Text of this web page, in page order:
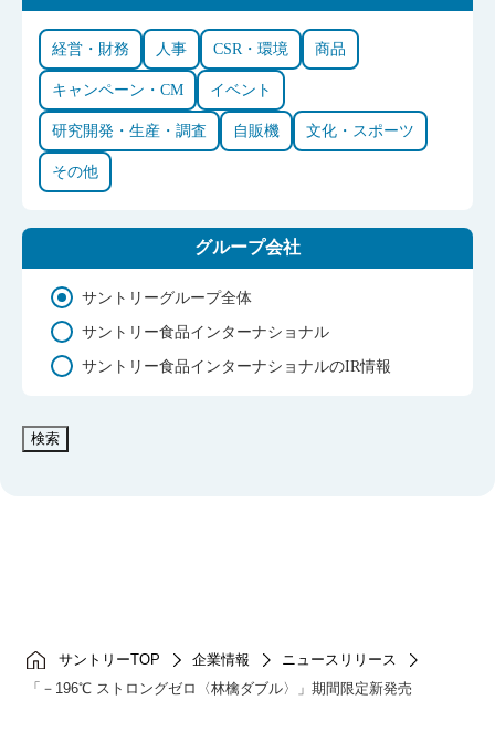
サントリーTOP 企業情報
ニュースリリース
「－196℃ ストロングゼロ〈林檎ダブル〉」期間限定新発売
経営・財務 人事 CSR・環境 商品
キャンペーン・CM イベント
研究開発・生産・調査 自販機 文化・スポーツ
その他
グループ会社
サントリーグループ全体
サントリー食品インターナショナル
サントリー食品インターナショナルのIR情報
検索